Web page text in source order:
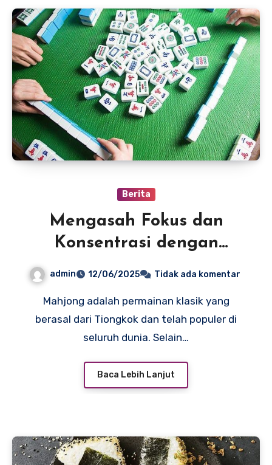
Berita
Mengasah Fokus dan
Konsentrasi dengan
admin 12/06/2025 Tidak ada komentar
Mahjong adalah permainan klasik yang
berasal dari Tiongkok dan telah populer di
seluruh dunia. Selain…
Baca Lebih Lanjut